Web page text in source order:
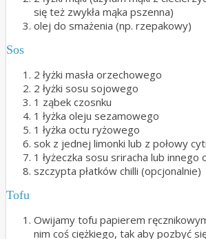
się też zwykła mąka pszenna)
olej do smażenia (np. rzepakowy)
Sos
2 łyżki masła orzechowego
2 łyżki sosu sojowego
1 ząbek czosnku
1 łyżka oleju sezamowego
1 łyżka octu ryżowego
sok z jednej limonki lub z połowy
1 łyżeczka sosu sriracha lub
szczypta płatków chilli (opcjonalnie)
Tofu
Owijamy tofu papierem
nim coś ciężkiego, tak aby pozbyć